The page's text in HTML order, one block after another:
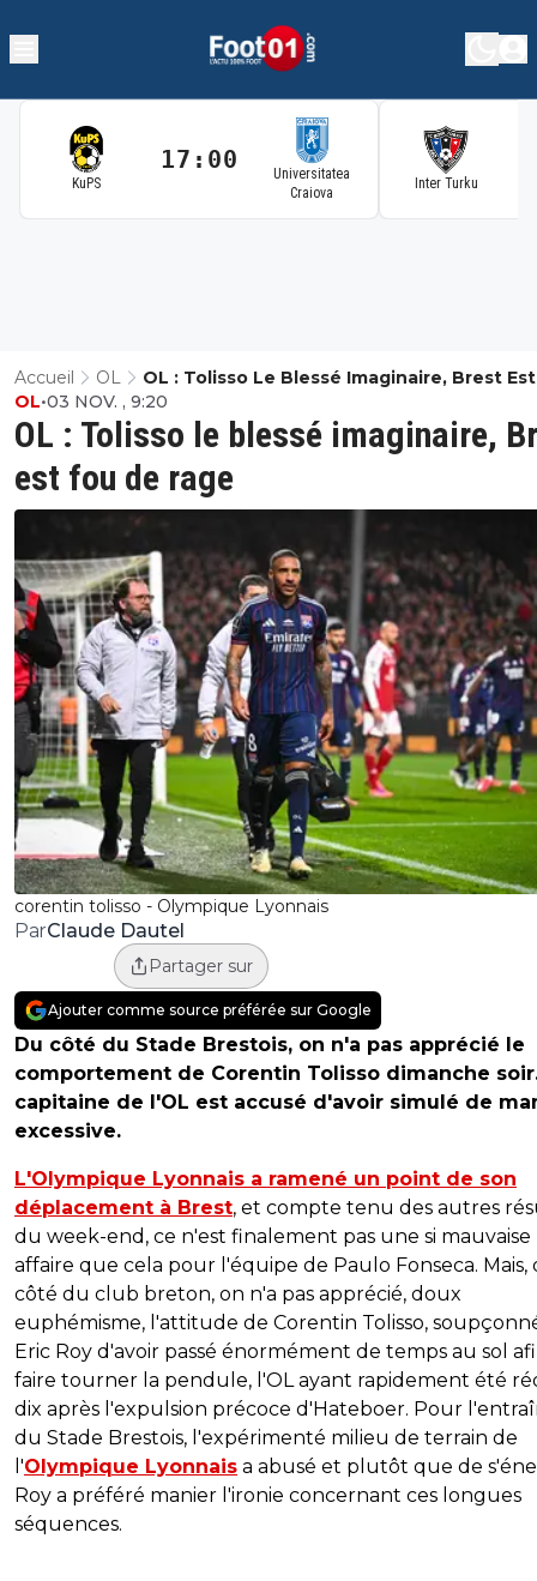
KuPS
17:00
Universitatea
Craiova
Inter Turku
Accueil OL
OL : Tolisso Le Blessé Imaginaire, Brest
De Rage
corentin tolisso - Olympique Lyonnais
OL : Tolisso le blessé imaginaire,
est fou de rage
OL•03 NOV. , 9:20
ParClaude Dautel
Partager sur
Ajouter comme source préférée sur Google
Du côté du Stade Brestois, on n'a pas apprécié le
comportement de Corentin Tolisso dimanche
capitaine de l'OL est accusé d'avoir simulé de
excessive.
L'Olympique Lyonnais a ramené un point de son
déplacement à Brest, et compte tenu des autres
du week-end, ce n'est finalement pas une si mauvaise
affaire que cela pour l'équipe de Paulo Fonseca. Mais,
côté du club breton, on n'a pas apprécié, doux
euphémisme, l'attitude de Corentin Tolisso,
Eric Roy d'avoir passé énormément de temps au sol
faire tourner la pendule, l'OL ayant rapidement été
dix après l'expulsion précoce d'Hateboer. Pour
du Stade Brestois, l'expérimenté milieu de terrain de
l'Olympique Lyonnais a abusé et plutôt que de
Roy a préféré manier l'ironie concernant ces longues
séquences.